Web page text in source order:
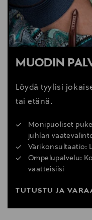
MUODIN
Löydä tyylisi
tai etänä.
Monipuoliset
juhlan
Värikonsultaatio:
Ompelupalvelu:
vaatteisiisi
TUTUSTU JA